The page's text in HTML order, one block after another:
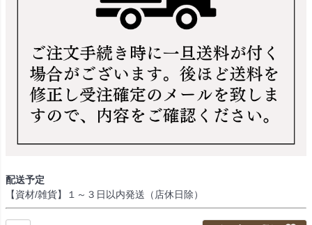
配送予定
【資材/雑貨】１～３日以内発送（店休日除）